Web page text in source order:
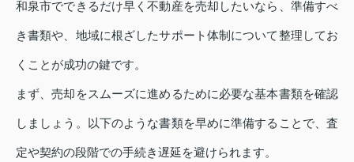
和泉市でできるだけ早く不動産を売却したいなら、準備すべ
き書類や、地域に根ざしたサポート体制について整理してお
くことが成功の鍵です。
まず、売却をスムーズに進めるために必要な基本書類を確認
しましょう。以下のような書類を早めに準備することで、査
定や契約の段階での手続き遅延を避けられます。